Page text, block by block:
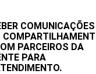
PARCEIROS DA
PARA